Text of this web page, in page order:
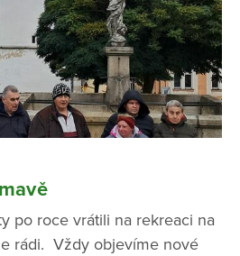
po roce vrátili na rekreaci na
rádi. Vždy objevíme nové